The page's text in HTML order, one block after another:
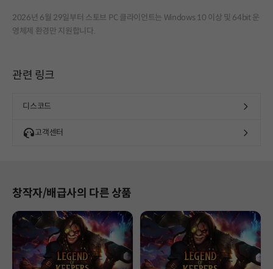
2026년 6월 29일부터 스토브 PC 클라이언트는 Windows 10 이상 및 64bit 운
영체제 환경만 지원합니다.
관련 링크
디스코드
고객센터
창작자/배급사의 다른 상품